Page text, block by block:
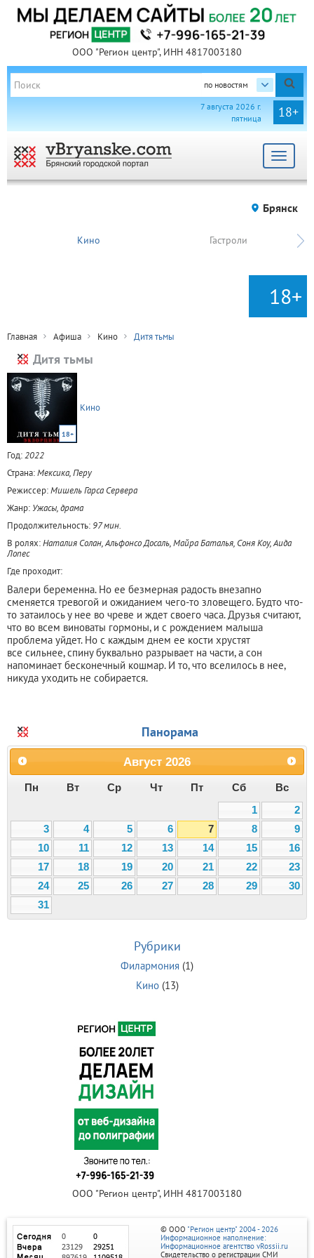
ООО "Регион центр", ИНН 4817003180
по новостям
18+
7 августа 2026 г.
пятница
Toggle
Брянск
Кино Гастроли
18+
Главная Афиша Кино Дитя тьмы
Дитя тьмы
18+
Кино
Год:2022
Страна:Мексика, Перу
Режиссер:Мишель Гарса Сервера
Жанр: Ужасы, драма
Продолжительность: 97 мин.
В ролях:Наталия Солан, Альфонсо Досаль, Майра Баталья, Соня Коу, Аида
Лопес
Где проходит:
Валери беременна. Но ее безмерная радость внезапно
сменяется тревогой и ожиданием чего-то зловещего. Будто что-
то затаилось у нее во чреве и ждет своего часа. Друзья считают,
что во всем виноваты гормоны, и с рождением малыша
проблема уйдет. Но с каждым днем ее кости хрустят
все сильнее, спину буквально разрывает на части, а сон
напоминает бесконечный кошмар. И то, что вселилось в нее,
никуда уходить не собирается.
Панорама
Август 2026
Пн Вт Ср Чт Пт Сб
Вс
1
2
3
4 5 6 7 8
9
10
11 12 13 14 15
16
17
18 19 20 21 22
23
24
25 26 27 28 29
30
31
Рубрики
Филармония (1)
Кино(13)
ООО "Регион центр", ИНН 4817003180
© ООО "Регион центр" 2004 - 2026
Информационное наполнение:
Информационное агентство vRossii.ru
Свидетельство о регистрации СМИ